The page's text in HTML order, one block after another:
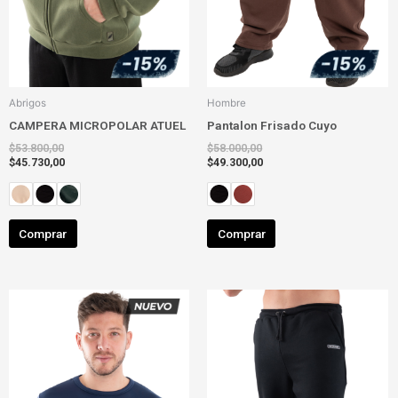
Abrigos
CAMPERA MICROPOLAR ATUEL
$53.800,00
$45.730,00
Comprar
página
producto
Hombre
Pantalon Frisado Cuyo
$58.000,00
$49.300,00
Comprar
página
de
producto
Este
producto
tiene
múltiples
variantes.
producto
tiene
variantes.